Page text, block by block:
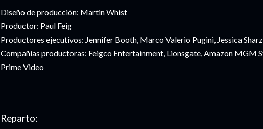
Diseño de producción: Martin Whist
Productor: Paul Feig
Productores ejecutivos: Jennifer Booth, Marco Valerio Pugini, Jessica
Compañías productoras: Feigco Entertainment, Lionsgate, Amazon MGM
Prime Video
Reparto: